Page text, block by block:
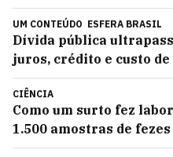
UM CONTEÚDO ESFERA BRASIL
Dívida pública
juros, crédito e custo de
CIÊNCIA
Como um surto fez
1.500 amostras de